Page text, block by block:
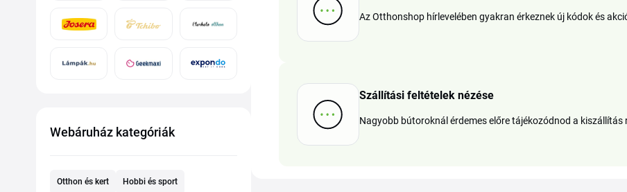
Webáruház kategóriák
Otthon és kert Hobbi és sport
Az Otthonshop hírlevelében gyakran érkeznek új kódok és
Szállítási feltételek nézése
Nagyobb bútoroknál érdemes előre tájékozódnod a kiszállítás